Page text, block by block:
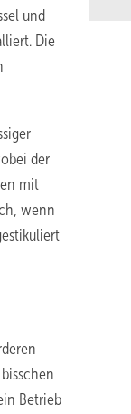
und
Die
der
mit
wenn
Betrieb